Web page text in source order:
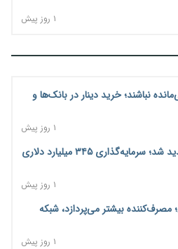
۱ روز پیش
نباشند؛ خرید دینار در بانک‌ها و
۱ روز پیش
جنگ کریدورها وارد فاز جدید شد؛ سرمایه‌گذاری ۳۴۵ میلیارد دلاری
۱ روز پیش
مصرف‌کننده بیشتر می‌پردازد، شبکه
۱ روز پیش